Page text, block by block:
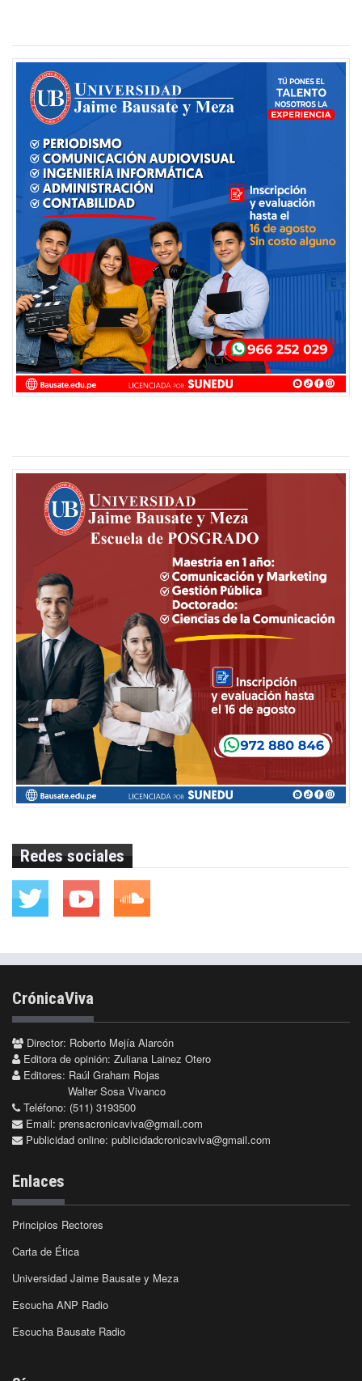
Redes sociales
CrónicaViva
Director: Roberto Mejía Alarcón
Editora de opinión: Zuliana Lainez Otero
Editores: Raúl Graham Rojas
Walter Sosa Vivanco
Teléfono: (511) 3193500
Email: prensacronicaviva@gmail.com
Publicidad online: publicidadcronicaviva@gmail.com
Enlaces
Principios Rectores
Carta de Ética
Universidad Jaime Bausate y Meza
Escucha ANP Radio
Escucha Bausate Radio